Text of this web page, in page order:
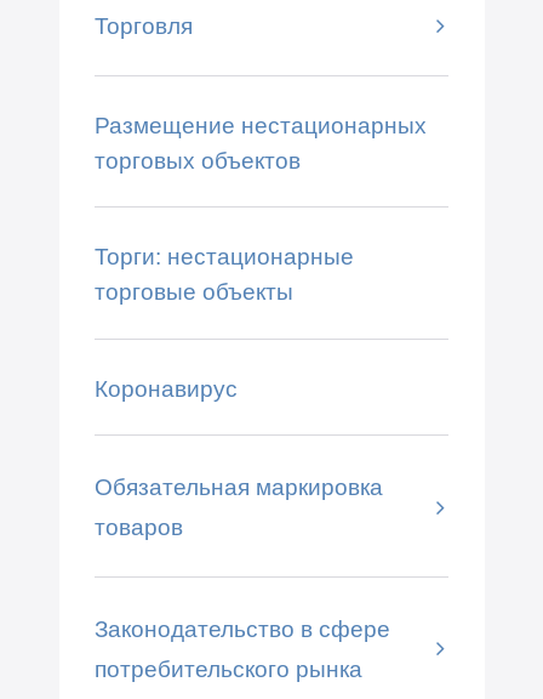
Торговля
Размещение нестационарных
торговых объектов
Торги: нестационарные
торговые объекты
Коронавирус
Обязательная маркировка
товаров
Законодательство в сфере
потребительского рынка